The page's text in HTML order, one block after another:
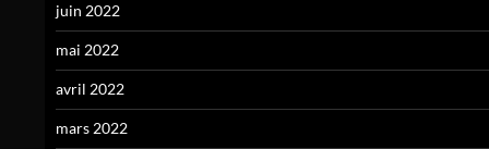
juin 2022
mai 2022
avril 2022
mars 2022